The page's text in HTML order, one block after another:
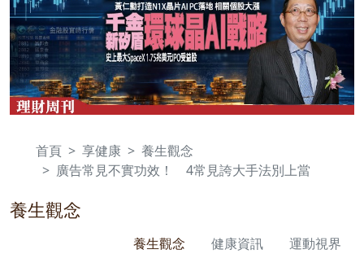
首頁 享健康
養生觀念
廣告常見不實功效！ 4常見誇大手法別上當
養生觀念
養生觀念 健康資訊 運動視界